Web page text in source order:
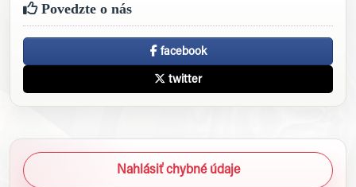
Povedzte o nás
facebook
twitter
Nahlásiť chybné údaje